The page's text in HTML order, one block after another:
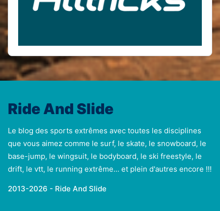
Ride And Slide
Le blog des sports extrêmes avec toutes les disciplines
que vous aimez comme le surf, le skate, le snowboard, le
base-jump, le wingsuit, le bodyboard, le ski freestyle, le
drift, le vtt, le running extrême... et plein d'autres encore !!!
2013-2026 - Ride And Slide